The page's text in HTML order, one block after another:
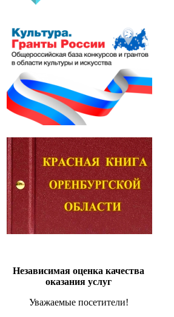
Независимая оценка качества
оказания услуг
Уважаемые посетители!